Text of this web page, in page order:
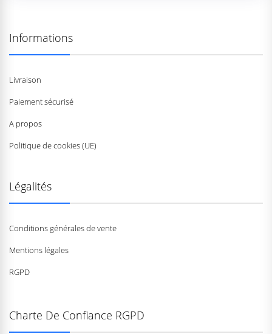
Informations
Livraison
Paiement sécurisé
A propos
Politique de cookies (UE)
Légalités
Conditions générales de vente
Mentions légales
RGPD
Charte De Confiance RGPD